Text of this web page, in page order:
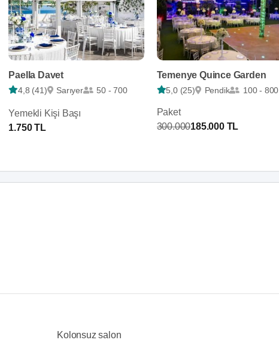
Paella Davet
4,8 (41) Sarıyer 50 - 700
Yemekli Kişi Başı
1.750 TL
Temenye Quince Garden
5,0 (25) Pendik 100 - 800
Paket
300.000185.000 TL
Kolonsuz salon